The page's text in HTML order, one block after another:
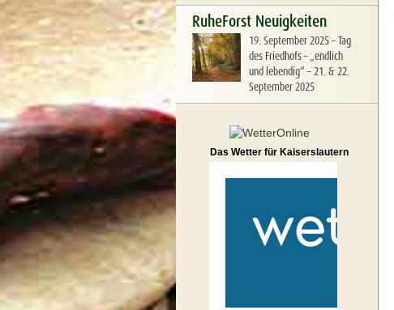
RuheForst Neuigkeiten
19. September 2025–Tag
des Friedhofs – „endlich
und lebendig“ – 21. & 22.
September 2025
Das Wetter für Kaiserslautern